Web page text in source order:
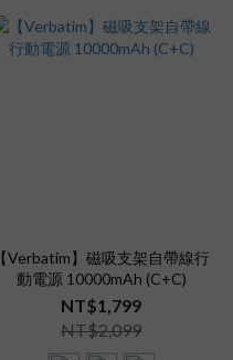
【Verbatim】磁吸支架自帶線行
動電源 10000mAh (C+C)
NT$1,799
NT$2,099